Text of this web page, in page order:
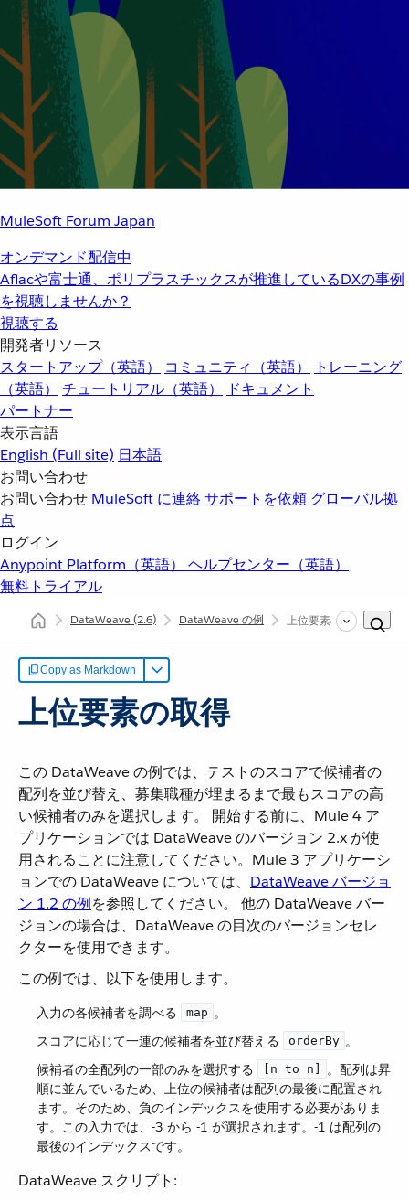
MuleSoft Forum Japan
オンデマンド配信中
Aflacや富士通、ポリプラスチックスが推進しているDXの事例
を視聴しませんか？
視聴する
開発者リソース
スタートアップ（英語）
コミュニティ（英語）
トレーニング
（英語）
チュートリアル（英語）
ドキュメント
パートナー
表示言語
English (Full site) 日本語
お問い合わせ
お問い合わせ MuleSoft に連絡サポートを依頼 グローバル拠
点
ログイン
Anypoint Platform（英語） ヘルプセンター（英語）
無料トライアル
DataWeave(2.6) DataWeave の例 上位要素の取得
Copy as Markdown
上位要素の取得
この DataWeave の例では、テストのスコアで候補者の
配列を並び替え、募集職種が埋まるまで最もスコアの高
い候補者のみを選択します。 開始する前に、Mule 4 ア
プリケーションでは DataWeave のバージョン 2.x が使
用されることに注意してください。Mule 3 アプリケーシ
ョンでの DataWeave については、​ DataWeave バージョ
ン 1.2 の例​を参照してください。 他の DataWeave バー
ジョンの場合は、DataWeave の目次のバージョンセレ
クターを使用できます。
この例では、以下を使用します。
入力の各候補者を調べる ​ map ​。
スコアに応じて一連の候補者を並び替える ​
orderBy ​。
候補者の全配列の一部のみを選択する ​
[n to n]
​。配列は昇
順に並んでいるため、上位の候補者は配列の最後に配置され
ます。そのため、負のインデックスを使用する必要がありま
す。この入力では、-3 から -1 が選択されます。-1 は配列の
最後のインデックスです。
DataWeave スクリプト: